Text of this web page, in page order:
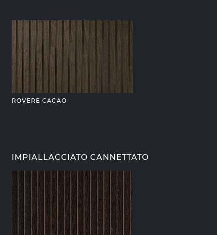
ROVERE CACAO
IMPIALLACCIATO CANNETTATO